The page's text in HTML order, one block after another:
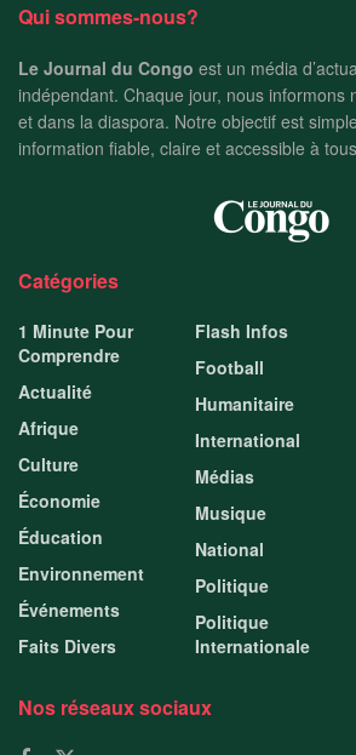
Qui sommes-nous?
Le Journal du Congo est un média
indépendant. Chaque jour, nous informons
et dans la diaspora. Notre objectif est
information fiable, claire et accessible à
Catégories
1 Minute Pour
Comprendre
Actualité
Afrique
Culture
Économie
Éducation
Environnement
Événements
Faits Divers
Flash Infos
Football
Humanitaire
International
Médias
Musique
National
Politique
Politique
Internationale
Nos réseaux sociaux